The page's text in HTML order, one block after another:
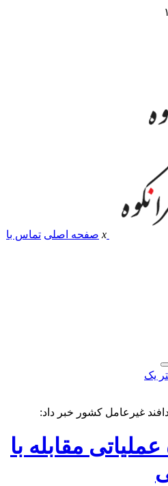
x صفحه اصلی تماس با
یک
غیرعامل کشور خبر داد:
مقابله با